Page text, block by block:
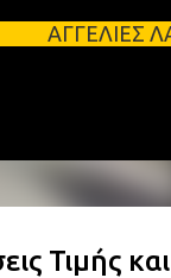
ΛΑΚΩΝΙΑΣ
Τιμής και